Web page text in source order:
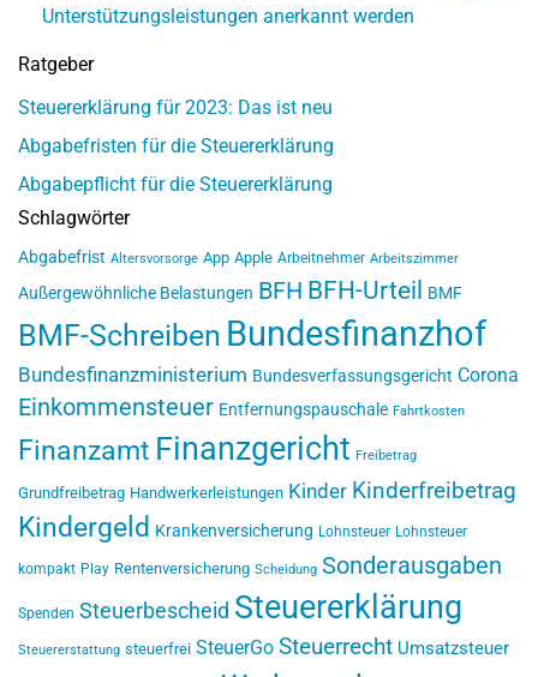
Unterstützungsleistungen anerkannt werden
Ratgeber
Steuererklärung für 2023: Das ist neu
Abgabefristen für die Steuererklärung
Abgabepflicht für die Steuererklärung
Schlagwörter
Abgabefrist Altersvorsorge App Apple Arbeitnehmer Arbeitszimmer
Außergewöhnliche Belastungen BFH BFH-Urteil BMF
BMF-Schreiben Bundesfinanzhof
Bundesfinanzministerium Bundesverfassungsgericht Corona
Einkommensteuer Entfernungspauschale Fahrtkosten
Finanzamt Finanzgericht Freibetrag
Grundfreibetrag Handwerkerleistungen Kinder Kinderfreibetrag
Kindergeld Krankenversicherung Lohnsteuer Lohnsteuer
kompakt Play Rentenversicherung Scheidung Sonderausgaben
Spenden Steuerbescheid Steuererklärung
Steuererstattung steuerfrei SteuerGo Steuerrecht Umsatzsteuer